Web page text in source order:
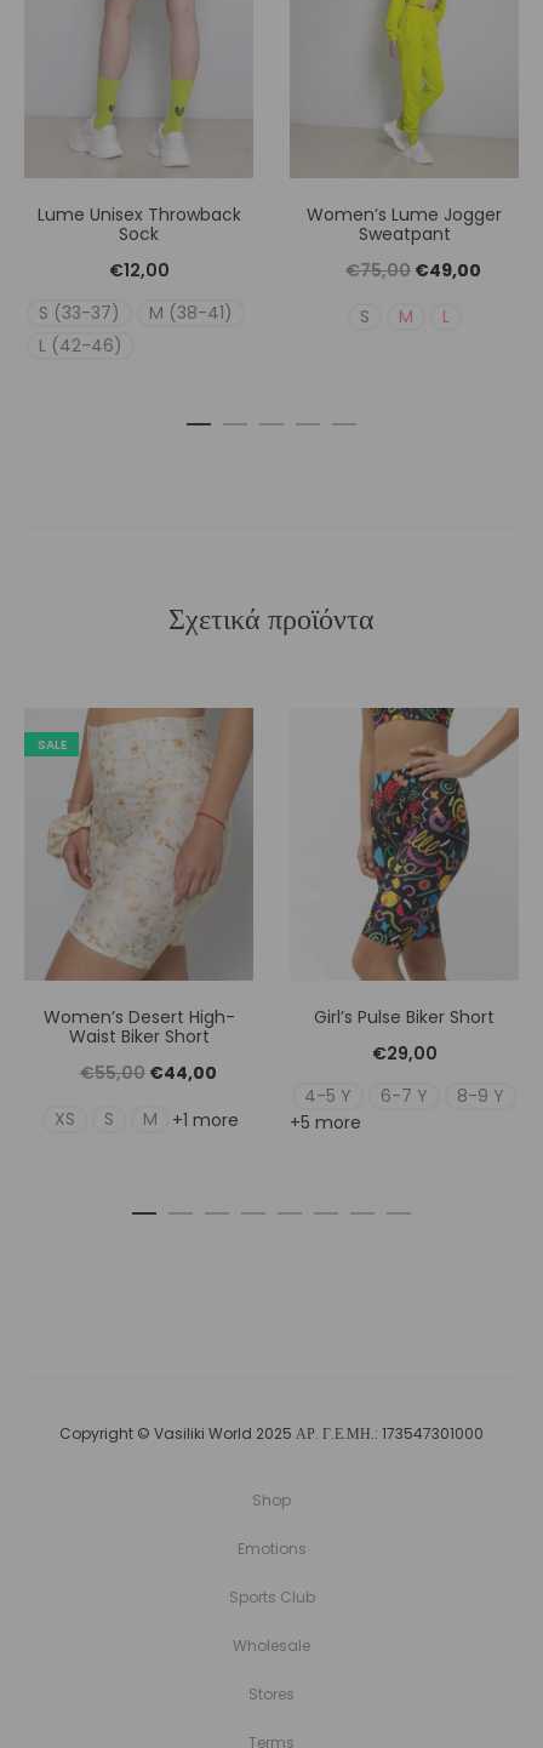
Lume Unisex Throwback
Sock
€12,00
S (33-37)
M (38-41)
L (42-46)
Women’s Lume Jogger
Sweatpant
€75,00 Original
price
€49,00
S M L
Σχετικά προϊόντα
SALE
Women’s Desert High-
Waist Biker Short
€55,00 Original
price
€44,00Η
€44,00.
XS S M +1 more
Girl’s Pulse Biker Short
€29,00
4-5 Y
6-7 Y
8-9 Y
+5 more
Copyright © Vasiliki World 2025 ΑΡ. Γ.Ε.ΜΗ.: 173547301000
Shop
Emotions
Sports Club
Wholesale
Stores
Terms